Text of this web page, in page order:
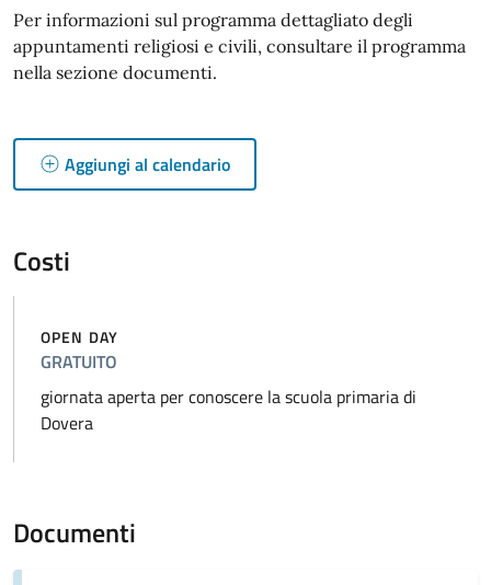
Per informazioni sul programma dettagliato degli
appuntamenti religiosi e civili, consultare il programma
nella sezione documenti.
Aggiungi al calendario
Costi
OPEN DAY
GRATUITO
giornata aperta per conoscere la scuola primaria di
Dovera
Documenti